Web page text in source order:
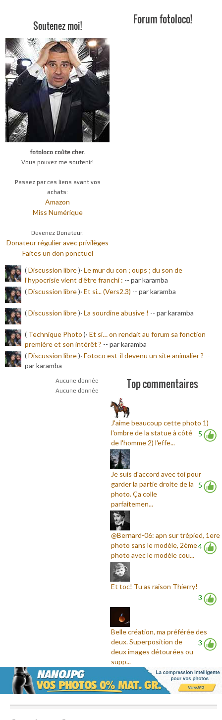
Soutenez moi!
fotoloco coûte cher.
Vous pouvez me soutenir!
Passez par ces liens avant vos
achats:
Amazon
Miss Numérique
Devenez Donateur:
Donateur régulier avec privilèges
Faites un don ponctuel
Forum fotoloco!
(Discussion libre)· Le mur du con ; oups ; du son de
l’hypocrisie vient d’être franchi : -- par karamba
(Discussion libre)· Et si... (Vers2.3) -- par karamba
(Discussion libre)· La sourdine abusive ! -- par karamba
( Technique Photo )· Et si… on rendait au forum sa fonction
première et son intérêt ? -- par karamba
(Discussion libre)· Fotoco est-il devenu un site animalier ? --
par karamba
Aucune donnée
Aucune donnée
Top commentaires
5
J'aime beaucoup cette photo 1)
l'ombre de la statue à côté
de l'homme 2) l'effe...
5
Je suis d'accord avec toi pour
garder la partie droite de la
photo. Ça colle
parfaitemen...
4
@Bernard-06: apn sur trépied, 1ere
photo sans le modèle, 2ème
photo avec le modèle cou...
3
Et toc! Tu as raison Thierry!
3
Belle création, ma préférée des
deux. Superposition de
deux images détourées ou
supp...